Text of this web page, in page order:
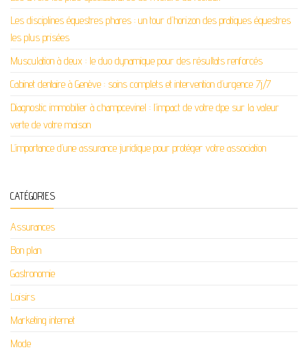
Les disciplines équestres phares : un tour d’horizon des pratiques équestres
les plus prisées
Musculation à deux : le duo dynamique pour des résultats renforcés
Cabinet dentaire à Genève : soins complets et intervention d’urgence 7j/7
Diagnostic immobilier à champcevinel : l’impact de votre dpe sur la valeur
verte de votre maison
L’importance d’une assurance juridique pour protéger votre association
CATÉGORIES
Assurances
Bon plan
Gastronomie
Loisirs
Marketing internet
Mode